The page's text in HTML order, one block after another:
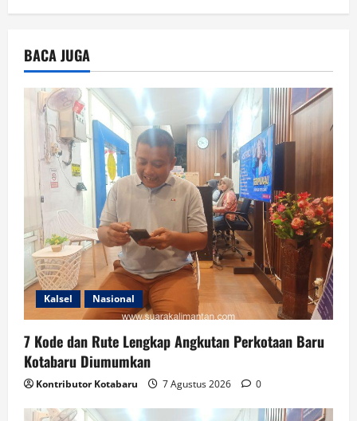
BACA JUGA
Kalsel Nasional
7 Kode dan Rute Lengkap Angkutan Perkotaan Baru
Kotabaru Diumumkan
Kontributor Kotabaru 7 Agustus 2026 0